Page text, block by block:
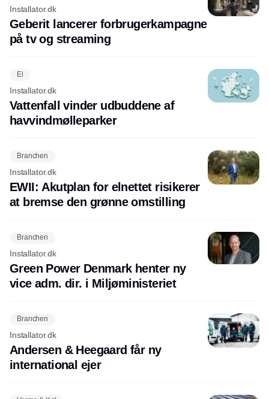
Installator.dk
Geberit lancerer forbrugerkampagne
på tv og streaming
El
Installator.dk
Vattenfall vinder udbuddene af
havvindmølleparker
Branchen
Installator.dk
EWII: Akutplan for elnettet risikerer
at bremse den grønne omstilling
Branchen
Installator.dk
Green Power Denmark henter ny
vice adm. dir. i Miljøministeriet
Branchen
Installator.dk
Andersen & Heegaard får ny
international ejer